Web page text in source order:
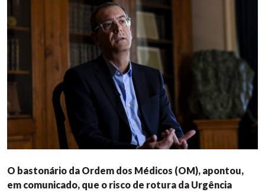
O bastonário da Ordem dos Médicos (OM), apontou,
em comunicado, que o risco de rotura da Urgência